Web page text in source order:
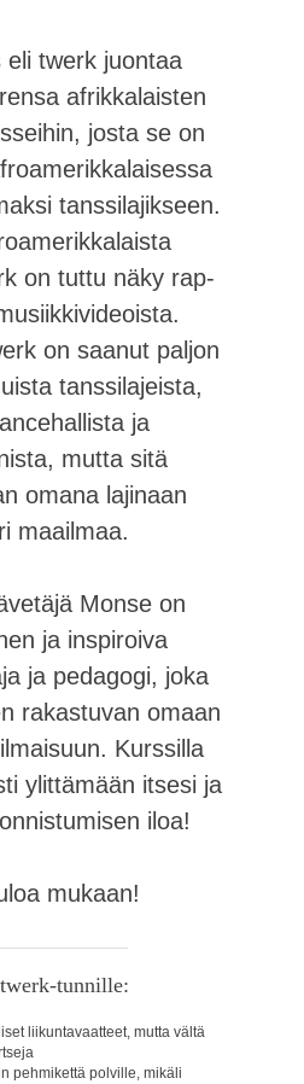
eli twerk juontaa
afrikkalaisten
josta se on
tanssilajikseen.
on tuttu näky rap-
on saanut paljon
tanssilajeista,
ja
mutta sitä
omana lajinaan
maailmaa.
Monse on
ja inspiroiva
ja pedagogi, joka
rakastuvan omaan
Kurssilla
ylittämään itsesi ja
iloa!
mukaan!
tunnille:
liikuntavaatteet, mutta vältä
pehmikettä polville, mikäli